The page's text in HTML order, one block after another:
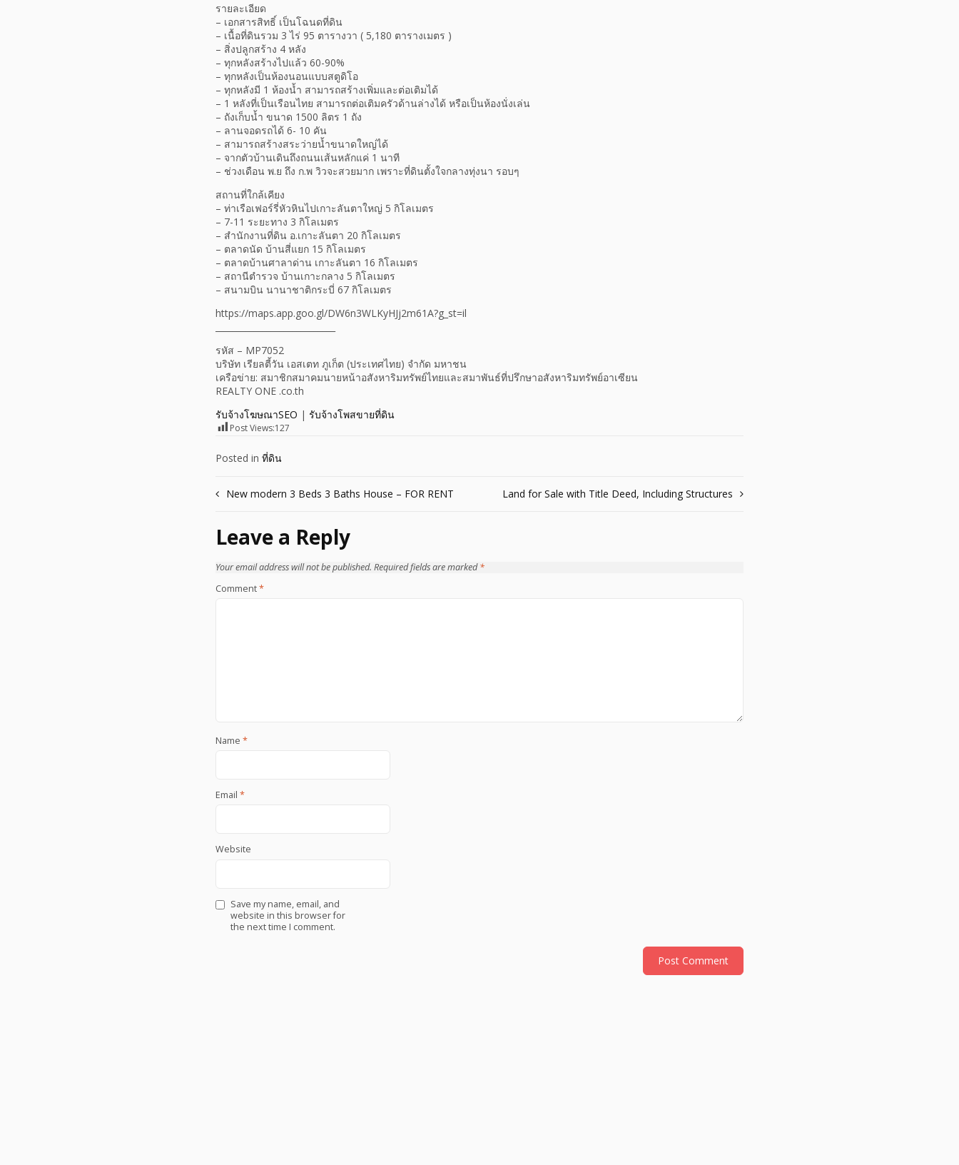
รายละเอียด
– เอกสารสิทธิ์ เป็นโฉนดที่ดิน
– เนื้อที่ดินรวม 3 ไร่ 95 ตารางวา ( 5,180 ตารางเมตร )
– สิ่งปลูกสร้าง 4 หลัง
– ทุกหลังสร้างไปแล้ว 60-90%
– ทุกหลังเป็นห้องนอนแบบสตูดิโอ
– ทุกหลังมี 1 ห้องน้ำ สามารถสร้างเพิ่มและต่อเติมได้
– 1 หลังที่เป็นเรือนไทย สามารถต่อเติมครัวด้านล่างได้ หรือเป็นห้องนั่งเล่น
– ถังเก็บน้ำ ขนาด 1500 ลิตร 1 ถัง
– ลานจอดรถได้ 6- 10 คัน
– สามารถสร้างสระว่ายน้ำขนาดใหญ่ได้
– จากตัวบ้านเดินถึงถนนเส้นหลักแค่ 1 นาที
– ช่วงเดือน พ.ย ถึง ก.พ วิวจะสวยมาก เพราะที่ดินตั้งใจกลางทุ่งนา รอบๆ
สถานที่ใกล้เคียง
– ท่าเรือเฟอร์รี่หัวหินไปเกาะลันตาใหญ่ 5 กิโลเมตร
– 7-11 ระยะทาง 3 กิโลเมตร
– สำนักงานที่ดิน อ.เกาะลันตา 20 กิโลเมตร
– ตลาดนัด บ้านสี่แยก 15 กิโลเมตร
– ตลาดบ้านศาลาด่าน เกาะลันตา 16 กิโลเมตร
– สถานีตำรวจ บ้านเกาะกลาง 5 กิโลเมตร
– สนามบิน นานาชาติกระบี่ 67 กิโลเมตร
https://maps.app.goo.gl/DW6n3WLKyHJj2m61A?g_st=il
รหัส – MP7052
บริษัท เรียลตี้วัน เอสเตท ภูเก็ต (ประเทศไทย) จำกัด มหาชน
เครือข่าย: สมาชิกสมาคมนายหน้าอสังหาริมทรัพย์ไทยและสมาพันธ์ที่ปรึกษาอสังหาริมทรัพย์อาเซียน
REALTY ONE .co.th
รับจ้างโฆษณาSEO | รับจ้างโพสขายที่ดิน
Post Views:127
Posted in ที่ดิน
Post
New modern 3 Beds 3 Baths House – FOR RENT Land for Sale with Title Deed, Including Structures
Leave a Reply
Your email address will not be published. Required fields are marked*
Comment*
Name *
Email *
Website
Save my name, email, and
website in this browser for
the next time I comment.